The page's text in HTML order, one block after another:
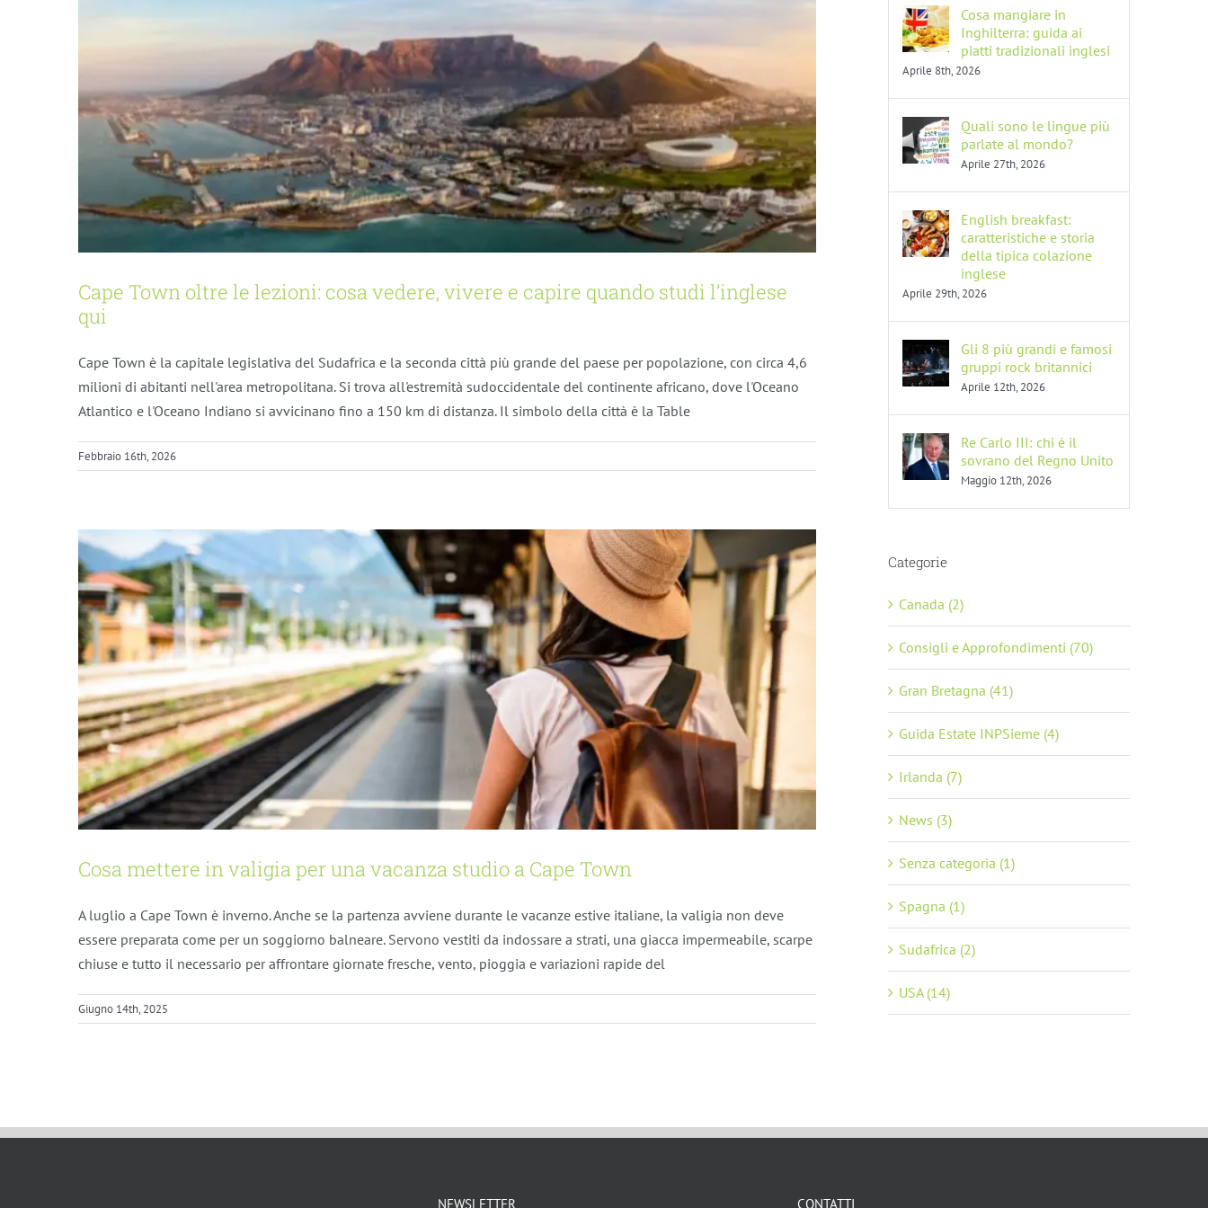
Cape Town oltre le lezioni: cosa vedere, vivere e capire quando studi l’inglese
qui
Cape Town è la capitale legislativa del Sudafrica e la seconda città più grande del paese per popolazione, con circa 4,6
milioni di abitanti nell'area metropolitana. Si trova all'estremità sudoccidentale del continente africano, dove l'Oceano
Atlantico e l'Oceano Indiano si avvicinano fino a 150 km di distanza. Il simbolo della città è la Table
Febbraio 16th, 2026
Cosa mettere in valigia per una vacanza studio a Cape Town
Consigli e Approfondimenti Sudafrica
Cosa mettere in valigia per una vacanza studio a Cape Town
A luglio a Cape Town è inverno. Anche se la partenza avviene durante le vacanze estive italiane, la valigia non deve
essere preparata come per un soggiorno balneare. Servono vestiti da indossare a strati, una giacca impermeabile, scarpe
chiuse e tutto il necessario per affrontare giornate fresche, vento, pioggia e variazioni rapide del
Giugno 14th, 2025
Cosa mangiare in
Inghilterra: guida ai
piatti tradizionali inglesi
Aprile 8th, 2026
Quali sono le lingue più
parlate al mondo?
Aprile 27th, 2026
English breakfast:
caratteristiche e storia
della tipica colazione
inglese
Aprile 29th, 2026
Gli 8 più grandi e famosi
gruppi rock britannici
Aprile 12th, 2026
Re Carlo III: chi è il
sovrano del Regno Unito
Maggio 12th, 2026
Categorie
Canada (2)
Consigli e Approfondimenti (70)
Gran Bretagna (41)
Guida Estate INPSieme (4)
Irlanda (7)
News (3)
Senza categoria (1)
Spagna (1)
Sudafrica (2)
USA (14)
NEWSLETTER CONTATTI